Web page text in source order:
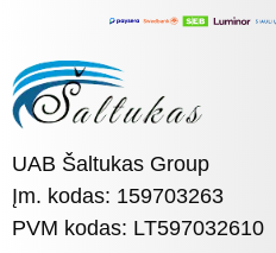
UAB Šaltukas Group
Įm. kodas: 159703263
PVM kodas: LT597032610